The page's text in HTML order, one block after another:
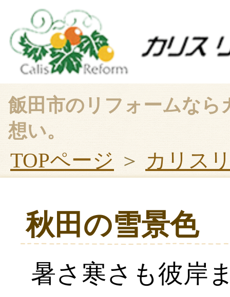
飯田市のリフォームな
想い。
TOPページ ＞ カリス
秋田の雪景色
暑さ寒さも彼岸